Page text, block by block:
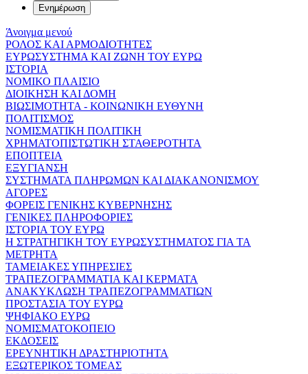
Ενημέρωση
Άνοιγμα μενού
ΡΟΛΟΣ ΚΑΙ ΑΡΜΟΔΙΟΤΗΤΕΣ
ΕΥΡΩΣΥΣΤΗΜΑ ΚΑΙ ΖΩΝΗ ΤΟΥ ΕΥΡΩ
ΙΣΤΟΡΙΑ
ΝΟΜΙΚΟ ΠΛΑΙΣΙΟ
ΔΙΟΙΚΗΣΗ ΚΑΙ ΔΟΜΗ
ΒΙΩΣΙΜΟΤΗΤΑ - ΚΟΙΝΩΝΙΚΗ ΕΥΘΥΝΗ
ΠΟΛΙΤΙΣΜΟΣ
ΝΟΜΙΣΜΑΤΙΚΗ ΠΟΛΙΤΙΚΗ
ΧΡΗΜΑΤΟΠΙΣΤΩΤΙΚΗ ΣΤΑΘΕΡΟΤΗΤΑ
ΕΠΟΠΤΕΙΑ
ΕΞΥΓΙΑΝΣΗ
ΣΥΣΤΗΜΑΤΑ ΠΛΗΡΩΜΩΝ ΚΑΙ ΔΙΑΚΑΝΟΝΙΣΜΟΥ
ΑΓΟΡΕΣ
ΦΟΡΕΙΣ ΓΕΝΙΚΗΣ ΚΥΒΕΡΝΗΣΗΣ
ΓΕΝΙΚΕΣ ΠΛΗΡΟΦΟΡΙΕΣ
ΙΣΤΟΡΙΑ ΤΟΥ ΕΥΡΩ
Η ΣΤΡΑΤΗΓΙΚΗ ΤΟΥ ΕΥΡΩΣΥΣΤΗΜΑΤΟΣ ΓΙΑ ΤΑ
ΜΕΤΡΗΤΑ
ΤΑΜΕΙΑΚΕΣ ΥΠΗΡΕΣΙΕΣ
ΤΡΑΠΕΖΟΓΡΑΜΜΑΤΙΑ ΚΑΙ ΚΕΡΜΑΤΑ
ΑΝΑΚΥΚΛΩΣΗ ΤΡΑΠΕΖΟΓΡΑΜΜΑΤΙΩΝ
ΠΡΟΣΤΑΣΙΑ ΤΟΥ ΕΥΡΩ
ΨΗΦΙΑΚΟ ΕΥΡΩ
ΝΟΜΙΣΜΑΤΟΚΟΠΕΙΟ
ΕΚΔΟΣΕΙΣ
ΕΡΕΥΝΗΤΙΚΗ ΔΡΑΣΤΗΡΙΟΤΗΤΑ
ΕΞΩΤΕΡΙΚΟΣ ΤΟΜΕΑΣ